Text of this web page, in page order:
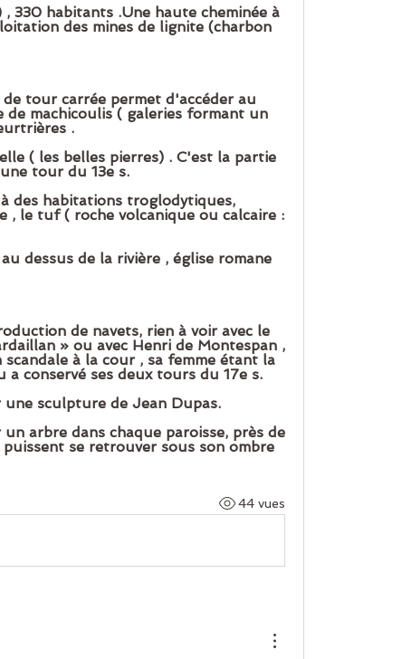
330 habitants .Une haute cheminée à
des mines de lignite (charbon
tour carrée permet d'accéder au
de machicoulis ( galeries formant un
.
( les belles pierres) . C'est la partie
tour du 13e s.
des habitations troglodytiques,
, le tuf ( roche volcanique ou calcaire :
dessus de la rivière , église romane
» ou avec Henri de Montespan ,
à la cour , sa femme étant la
a conservé ses deux tours du 17e s.
sculpture de Jean Dupas.
se retrouver sous son ombre
44 vues